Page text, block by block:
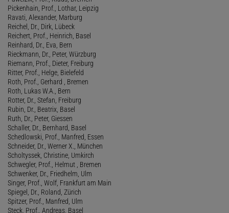
Pickenhain, Prof., Lothar, Leipzig
Ravati, Alexander, Marburg
Reichel, Dr., Dirk, Lübeck
Reichert, Prof., Heinrich, Basel
Reinhard, Dr., Eva, Bern
Rieckmann, Dr., Peter, Würzburg
Riemann, Prof., Dieter, Freiburg
Ritter, Prof., Helge, Bielefeld
Roth, Prof., Gerhard , Bremen
Roth, Lukas W.A., Bern
Rotter, Dr., Stefan, Freiburg
Rubin, Dr., Beatrix, Basel
Ruth, Dr., Peter, Giessen
Schaller, Dr., Bernhard, Basel
Schedlowski, Prof., Manfred, Essen
Schneider, Dr., Werner X., München
Scholtyssek, Christine, Umkirch
Schwegler, Prof., Helmut , Bremen
Schwenker, Dr., Friedhelm, Ulm
Singer, Prof., Wolf, Frankfurt am Main
Spiegel, Dr., Roland, Zürich
Spitzer, Prof., Manfred, Ulm
Steck, Prof., Andreas, Basel